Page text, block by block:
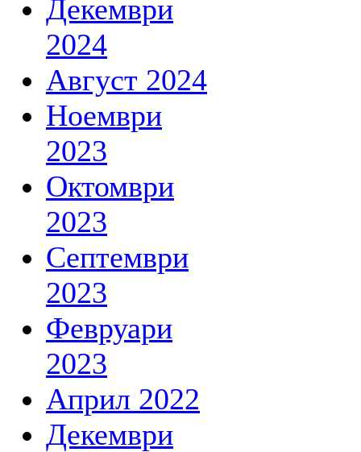
Декември
2024
Август 2024
Ноември
2023
Октомври
2023
Септември
2023
Февруари
2023
Април 2022
Декември